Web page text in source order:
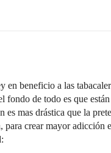
en beneficio a las
fondo de todo es que
es mas drástica que la
crear mayor adicción